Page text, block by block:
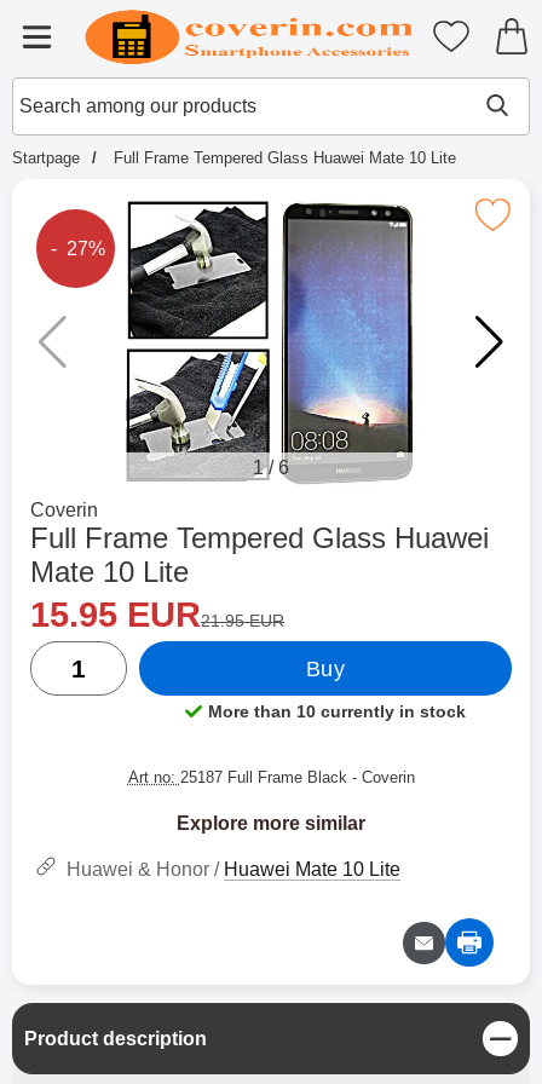
Menu
Startpage for Tibro Billiga
Search
Search among our products
My
Startpage Full Frame Tempered Glass Huawei Mate 10 Lite
Mark full
The price is reduced by
- 27%
1/6
Go to brand page for
Coverin
Full Frame Tempered Glass Huawei
Mate 10 Lite
new price
15.95 EURold price
21.95 EUR
quantity
Buy
Product availability:
More than 10 currently in stock
Art no: 25187 Full Frame Black - Coverin
Explore more similar
Huawei & Honor / Huawei Mate 10 Lite
Product description
C
l